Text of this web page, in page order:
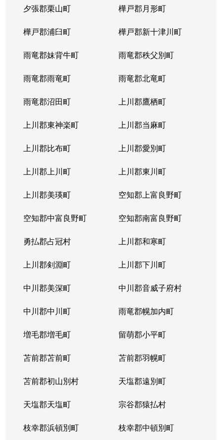
夕張郡栗山町 樺戸郡月形町
樺戸郡浦臼町 樺戸郡新十津川町
雨竜郡妹背牛町 雨竜郡秩父別町
雨竜郡雨竜町 雨竜郡北竜町
雨竜郡沼田町 上川郡鷹栖町
上川郡東神楽町 上川郡当麻町
上川郡比布町 上川郡愛別町
上川郡上川町 上川郡東川町
上川郡美瑛町 空知郡上富良野町
空知郡中富良野町 空知郡南富良野町
勇払郡占冠村 上川郡和寒町
上川郡剣淵町 上川郡下川町
中川郡美深町 中川郡音威子府村
中川郡中川町 雨竜郡幌加内町
増毛郡増毛町 留萌郡小平町
苫前郡苫前町 苫前郡羽幌町
苫前郡初山別村 天塩郡遠別町
天塩郡天塩町 宗谷郡猿払村
枝幸郡浜頓別町 枝幸郡中頓別町